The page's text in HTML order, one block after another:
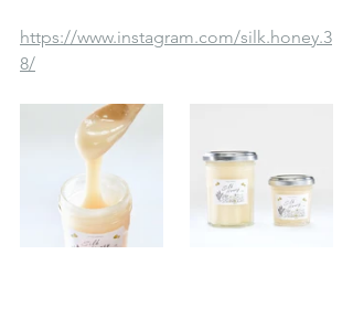
https://www.instagram.com/silk.honey.3
8/